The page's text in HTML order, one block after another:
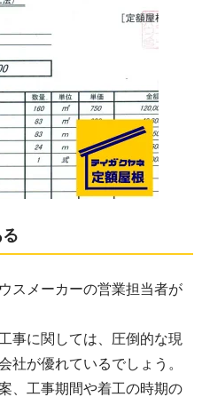
スメーカーの営業担当者が
事に関しては、圧倒的な現
社が優れているでしょう。
、工事期間や着工の時期の